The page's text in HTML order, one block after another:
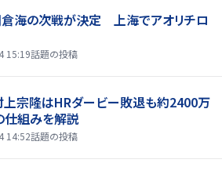
倉海の次戦が決定 上海でアオリチロ
15:19話題の投稿
上宗隆はHRダービー敗退も約2400万
仕組みを解説
14:52話題の投稿